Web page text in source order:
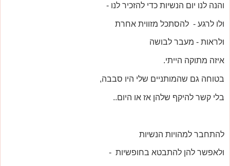
והנה לנו יום הנשיות כדי להזכיר לנו -
ולו לרגע - להסתכל מזווית אחרת
ולראות - מעבר לבושה
איזה מתוקה הייתי.
בטוחה גם שהמותניים שלי היו סבבה,
בלי קשר להיקף שלהן אז או היום..
להתחבר למהויות הנשיות
ולאפשר להן להתבטא בחופשיות -